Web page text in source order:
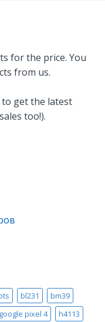
for the price. You
from us.
to get the latest
too!).
bl231
bm39
google pixel 4 h4113